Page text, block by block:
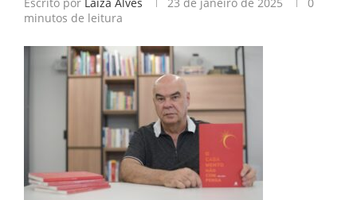
minutos de leitura